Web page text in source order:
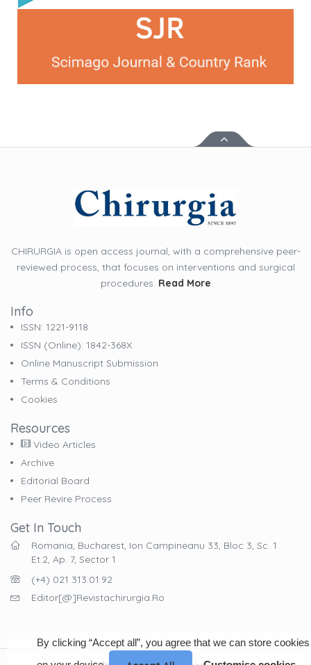
CHIRURGIA is open access journal, with a comprehensive peer-
reviewed process, that focuses on interventions and surgical
procedures. Read More
Info
ISSN: 1221-9118
ISSN (online): 1842-368X
Online Manuscript Submission
Terms & Conditions
Cookies
Resources
Video Articles
Archive
Editorial Board
Peer Revire Process
Get In Touch
Romania, Bucharest, Ion Campineanu 33, Bloc 3, Sc. 1
Et.2, Ap. 7, Sector 1
(+4) 021 313.01.92
Editor[@]revistachirurgia.ro
By clicking “Accept all”, you agree that we can store cookies